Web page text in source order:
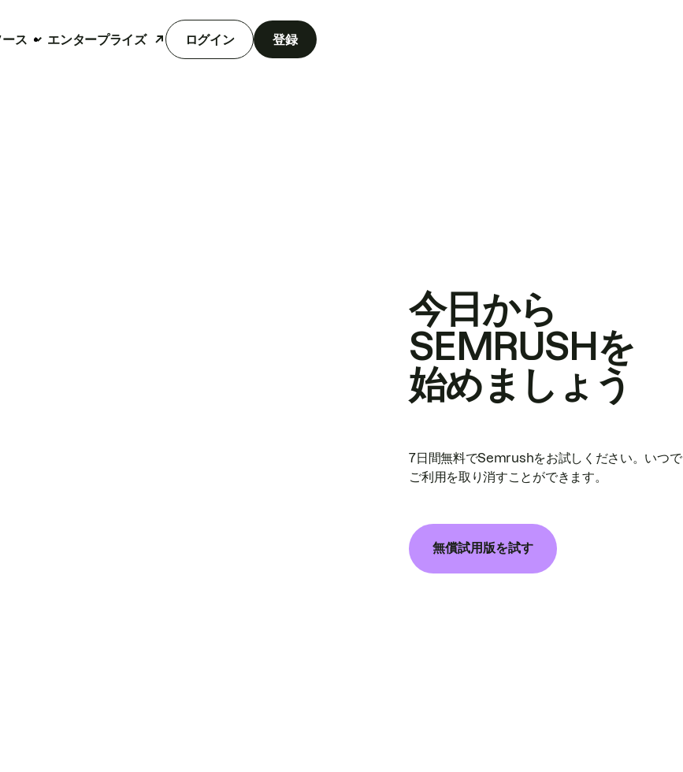
ース エンタープライズ ログイン 登録
今日から
SEMRUSHを
始めましょう
7日間無料でSemrushをお試しください。いつ
ご利用を取り消すことができます。
無償試用版を試す